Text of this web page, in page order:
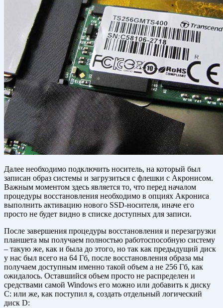
Далее необходимо подключить носитель, на который был
записан образ системы и загрузиться с флешки с Акронисом.
Важным моментом здесь является то, что перед началом
процедуры восстановления необходимо в опциях Акрониса
выполнить активацию нового SSD-носителя, иначе его
просто не будет видно в списке доступных для записи.
После завершения процедуры восстановления и перезагрузки
планшета мы получаем полностью работоспособную систему
– такую же, как и была до этого, но так как предыдущий диск
у нас был всего на 64 Гб, после восстановления образа мы
получаем доступным именно такой объем а не 256 Гб, как
ожидалось. Оставшийся объем просто не распределен и
средствами самой Windows его можно или добавить к диску
C: или же, как поступил я, создать отдельный логический
диск D: